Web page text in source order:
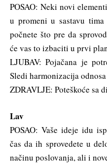
POSAO: Neki novi
u promeni u sastavu
počnete što pre da
će vas to izbaciti u prvi
LJUBAV: Pojačana je
Sledi harmonizacija
ZDRAVLJE: Poteškoće sa
Lav
POSAO: Vaše ideje idu
čas da ih sprovedete u
načinu poslovanja, ali i